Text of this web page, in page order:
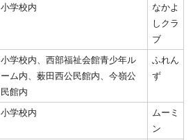
小学校内
なかよ
しクラ
ブ
小学校内、西部福祉会館青少年ル
ーム内、薮田西公民館内、今嶺公
民館内
ふれん
ず
小学校内
ムーミ
ン